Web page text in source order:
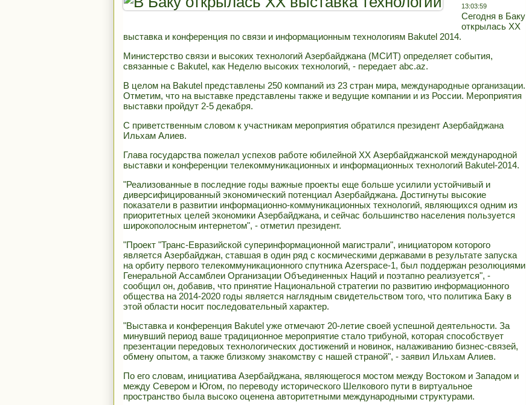
13:03:59
Сегодня в Баку
открылась XX
выставка и конференция по связи и информационным технологиям Bakutel 2014.
Министерство связи и высоких технологий Азербайджана (МСИТ) определяет события,
связанные с Bakutel, как Неделю высоких технологий, - передает abc.az.
В целом на Bakutel представлены 250 компаний из 23 стран мира, международные организации.
Отметим, что на выставке представлены также и ведущие компании и из России. Мероприятия
выставки пройдут 2-5 декабря.
С приветственным словом к участникам мероприятия обратился президент Азербайджана
Ильхам Алиев.
Глава государства пожелал успехов работе юбилейной XX Азербайджанской международной
выставки и конференции телекоммуникационных и информационных технологий Bakutel-2014.
"Реализованные в последние годы важные проекты еще больше усилили устойчивый и
диверсифицированный экономический потенциал Азербайджана. Достигнуты высокие
показатели в развитии информационно-коммуникационных технологий, являющихся одним из
приоритетных целей экономики Азербайджана, и сейчас большинство населения пользуется
широкополосным интернетом", - отметил президент.
"Проект "Транс-Евразийской суперинформационной магистрали", инициатором которого
является Азербайджан, ставшая в один ряд с космическими державами в результате запуска
на орбиту первого телекоммуникационного спутника Azerspace-1, был поддержан резолюциями
Генеральной Ассамблеи Организации Объединенных Наций и поэтапно реализуется", -
сообщил он, добавив, что принятие Национальной стратегии по развитию информационного
общества на 2014-2020 годы является наглядным свидетельством того, что политика Баку в
этой области носит последовательный характер.
"Выставка и конференция Bakutel уже отмечают 20-летие своей успешной деятельности. За
минувший период ваше традиционное мероприятие стало трибуной, которая способствует
презентации передовых технологических достижений и новинок, налаживанию бизнес-связей,
обмену опытом, а также близкому знакомству с нашей страной", - заявил Ильхам Алиев.
По его словам, инициатива Азербайджана, являющегося мостом между Востоком и Западом и
между Севером и Югом, по переводу исторического Шелкового пути в виртуальное
пространство была высоко оценена авторитетными международными структурами.